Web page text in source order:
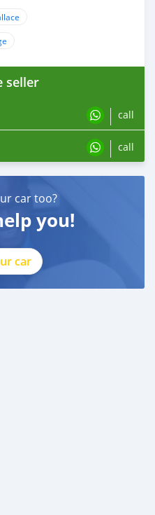
seller
call
call
car too?
you!
car